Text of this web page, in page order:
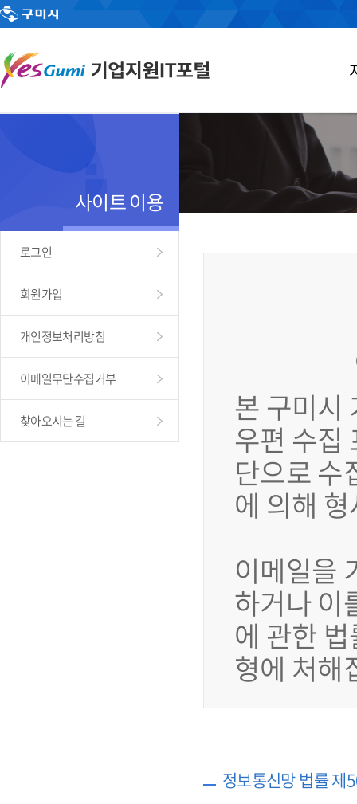
사이트 이용
로그인
회원가입
개인정보처리방침
이메일무단수집거부
찾아오시는 길 본 구미시
우편 수집
단으로 수
에 의해
이메일을
하거나 이
에 관한
형에 처해
정보통신망 법률 제